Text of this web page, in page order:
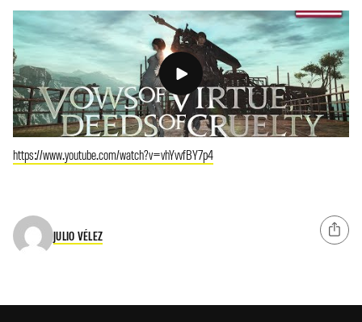
https://www.youtube.com/watch?v=vhYvvfBY7p4
JULIO VÉLEZ